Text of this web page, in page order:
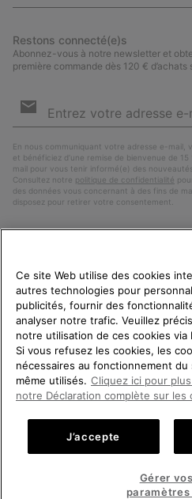
Restons connecté(e)s
Abonnez-vous à notre newsletter et
première commande dès 120 € d’achats
par
En nous communiquant votre adresse e-mail,
et bénéficiez d’une remise de bienvenue de
mail pour vous tenir informé(e) des
Consultez notre politique de confidentialité
des données vous concernant à des fins de
disposez pour retirer votre consentement.
Belgique (français) | English › |
©2026 SOREL.Tous droits réservés.
Politique De Confidentialite
Conditions Générales de Vente
Impressum
Service client: Lun - Sam de 9h à 13h et de 14h
VEUILLEZ
Achats en
United States
Ce site Web utilise des cookies
autres technologies pour
publicités, fournir des
analyser notre trafic. Veuillez
notre utilisation de ces cookies
Si vous refusez les cookies, les
nécessaires au fonctionnement
même utilisés. Cliquez ici pour
notre Déclaration complète sur les
J’accepte
Gérer vos
paramètres